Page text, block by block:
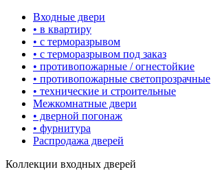
Входные двери
• в квартиру
• с терморазрывом
• с терморазрывом под заказ
• противопожарные / огнестойкие
• противопожарные светопрозрачные
• технические и строительные
Межкомнатные двери
• дверной погонаж
• фурнитура
Распродажа дверей
Коллекции входных дверей